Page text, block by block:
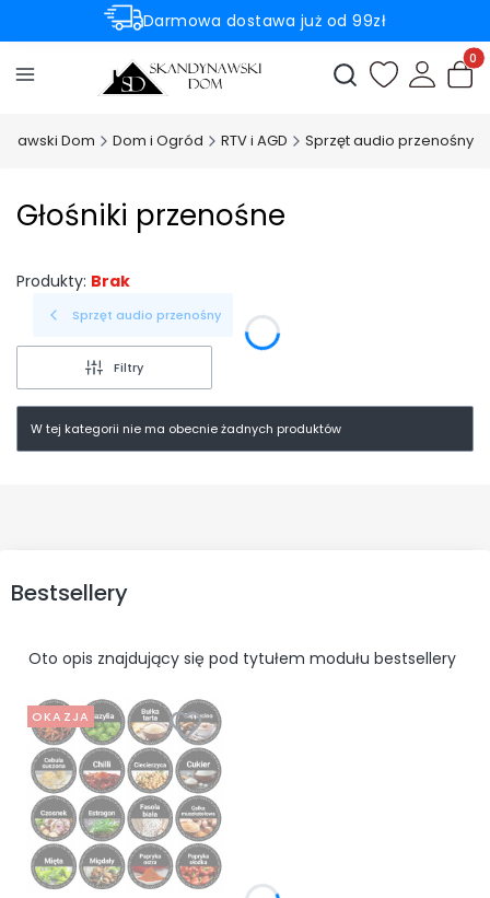
Darmowa dostawa już od 99zł
Rabaty -50% na wybrane produkty
Otwórz
Dom Dom i Ogród RTV i AGD Sprzęt audio przenośny
Głośniki przenośne
Produkty: Brak
Sprzęt audio przenośny
Filtry
W tej kategorii nie ma obecnie żadnych produktów
Bestsellery
Oto opis znajdujący się pod tytułem modułu bestsellery
OKAZJA